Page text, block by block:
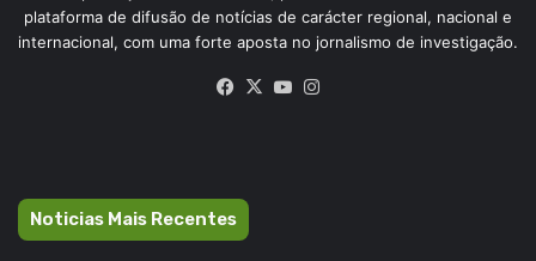
plataforma de difusão de notícias de carácter regional, nacional e
internacional, com uma forte aposta no jornalismo de investigação.
Facebook
X YouTube
Noticias Mais Recentes